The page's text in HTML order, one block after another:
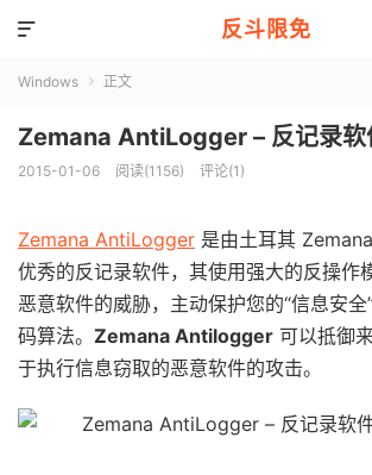
反斗限免

Windows  正文
Zemana AntiLogger – 反记录软
2015-01-06 阅读(1156) 评论(1)
Zemana AntiLogger 是由土耳其
优秀的反记录软件，其使用强大的反操作
恶意软件的威胁，主动保护您的“信息安
码算法。 Zemana Antilogger 可以抵御
于执行信息窃取的恶意软件的攻击。